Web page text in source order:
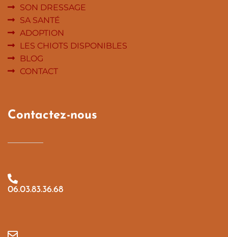
SON DRESSAGE
SA SANTÉ
ADOPTION
LES CHIOTS DISPONIBLES
BLOG
CONTACT
Contactez-nous
06.03.83.36.68